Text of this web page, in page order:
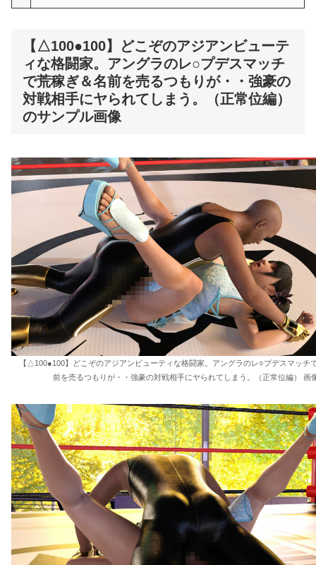
【△100●100】どこぞのアジアンビューテ
ィな格闘家。アングラのレ○プデスマッチ
で荒稼ぎ＆名前を売るつもりが・・強豪の
対戦相手にヤられてしまう。（正常位編）
のサンプル画像
【△100●100】どこぞのアジアンビューティな格闘家。アングラのレ○プデスマッチ
前を売るつもりが・・強豪の対戦相手にヤられてしまう。（正常位編） 画